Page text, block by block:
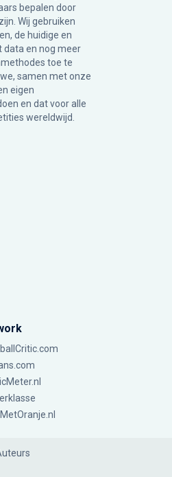
bepalen door
Wij gebruiken
de huidige en
data en nog meer
toe te
samen met onze
eigen
en dat voor alle
wereldwijd.